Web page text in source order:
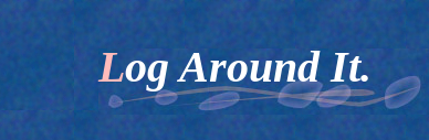
Log Around It.